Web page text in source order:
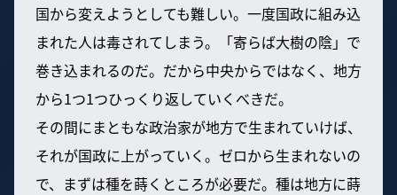
国から変えようとしても難しい。一度国政に組み込
まれた人は毒されてしまう。「寄らば大樹の陰」で
巻き込まれるのだ。だから中央からではなく、地方
から1つ1つひっくり返していくべきだ。
その間にまともな政治家が地方で生まれていけば、
それが国政に上がっていく。ゼロから生まれないの
で、まずは種を蒔くところが必要だ。種は地方に蒔